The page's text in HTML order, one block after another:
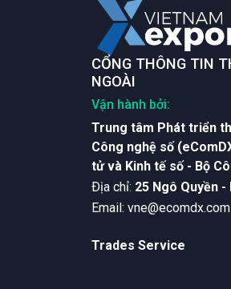
CỔNG THÔNG TIN
NGOÀI
Vận hành bởi:
Trung tâm Phát triển
Công nghệ số
tử và Kinh tế số - Bộ
Ðịa chỉ: 25 Ngô Quyền -
Email: vne@ecomdx.com
Trades Service